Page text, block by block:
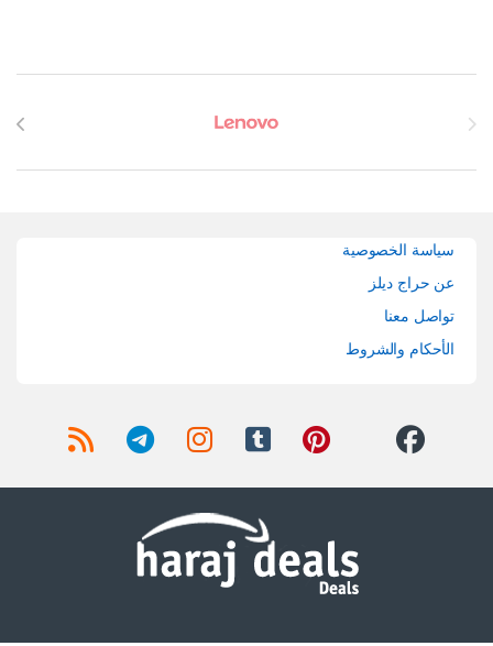
سياسة الخصوصية
عن حراج ديلز
تواصل معنا
الأحكام والشروط